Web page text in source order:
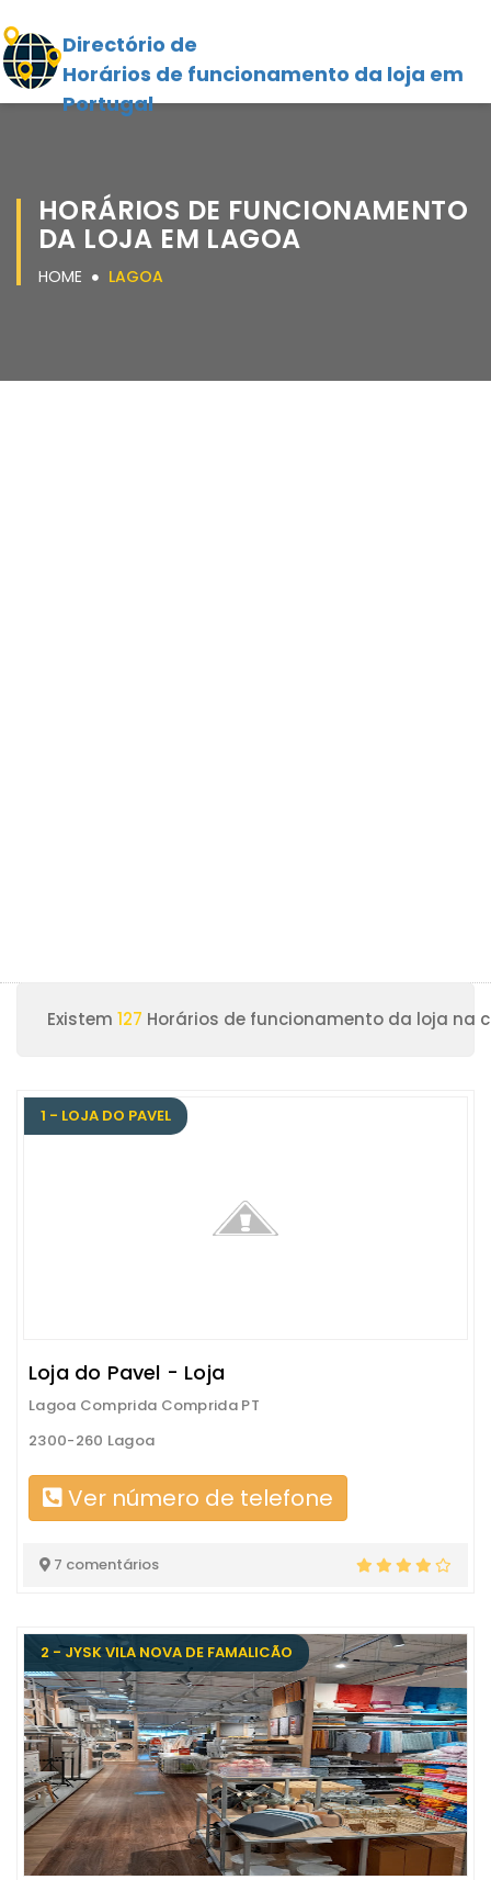
Directório de
Horários de funcionamento da loja em
Portugal
HORÁRIOS DE FUNCIONAMENTO
DA LOJA EM LAGOA
HOME LAGOA
Existem 127 Horários de funcionamento da loja na
1 - LOJA DO PAVEL
Loja do Pavel - Loja
Lagoa Comprida Comprida PT
2300-260 Lagoa
Ver número de telefone
7 comentários
2 - JYSK VILA NOVA DE FAMALICÃO